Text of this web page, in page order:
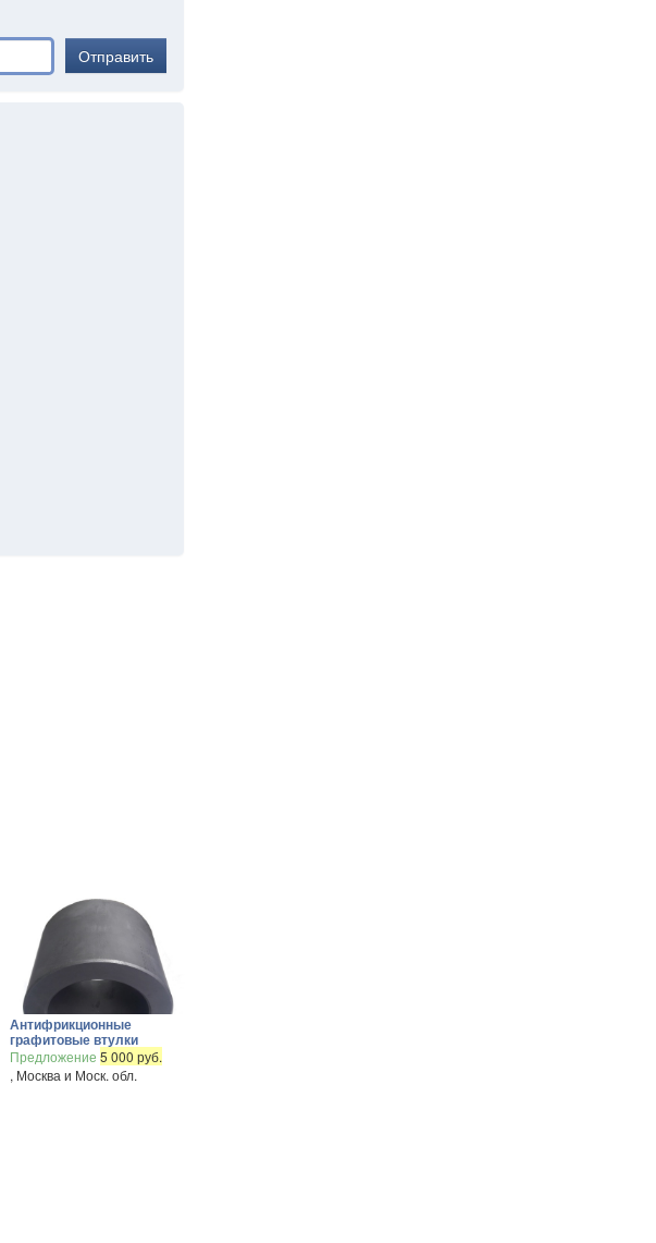
Отправить
Антифрикционные
графитовые втулки
Предложение5 000 руб.
, Москва и Моск. обл.